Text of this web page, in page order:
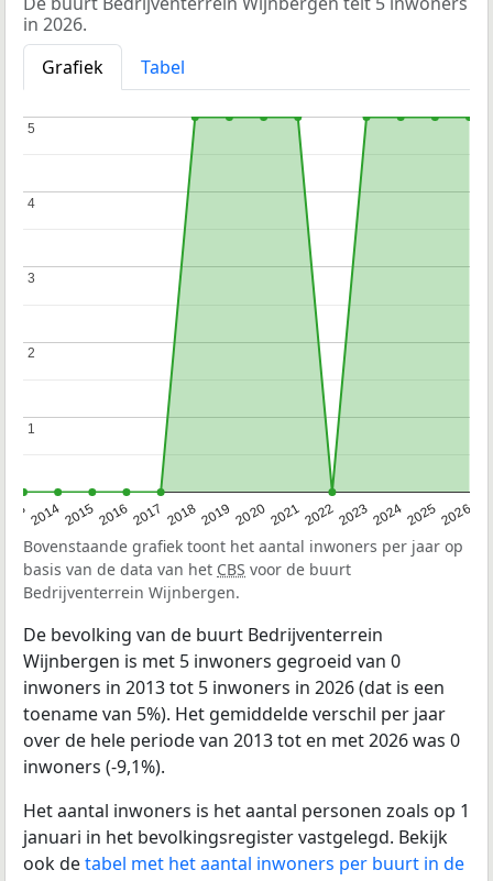
in 2026.
Grafiek
Tabel
2014201520162017 20182019 2020202120222023202420252026
11
2
2
3
3
4
4
5
5
Bovenstaande grafiek toont het aantal inwoners per jaar op
basis van de data van het CBS voor de buurt
Bedrijventerrein Wijnbergen.
De bevolking van de buurt Bedrijventerrein
Wijnbergen is met 5 inwoners gegroeid van 0
inwoners in 2013 tot 5 inwoners in 2026 (dat is een
toename van 5%). Het gemiddelde verschil per jaar
over de hele periode van 2013 tot en met 2026 was 0
inwoners (-9,1%).
Het aantal inwoners is het aantal personen zoals op 1
januari in het bevolkingsregister vastgelegd. Bekijk
ook detabel met het aantal inwoners per buurt in de